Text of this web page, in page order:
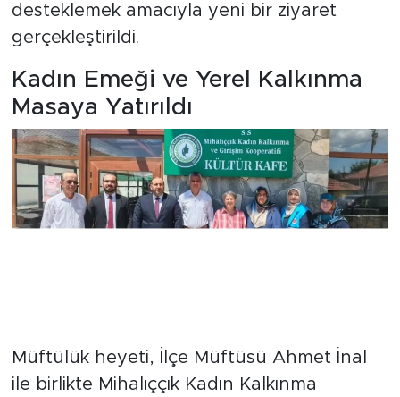
desteklemek amacıyla yeni bir ziyaret
gerçekleştirildi.
Kadın Emeği ve Yerel Kalkınma
Masaya Yatırıldı
Müftülük heyeti, İlçe Müftüsü Ahmet İnal
ile birlikte Mihalıççık Kadın Kalkınma